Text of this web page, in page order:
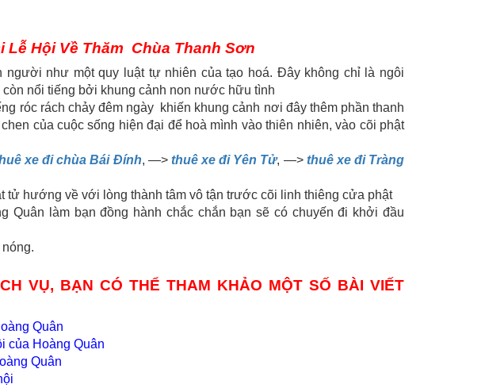
Lễ Hội Về Thăm Chùa Thanh Sơn
như một quy luật tự nhiên của tạo hoá. Đây không chỉ là ngôi
nổi tiếng bởi khung cảnh non nước hữu tình
róc rách chảy đêm ngày khiến khung cảnh nơi đây thêm phần thanh
của cuộc sống hiện đại để hoà mình vào thiên nhiên, vào cõi phật
xe đi chùa Bái Đính, —> thuê xe đi Yên Tử, —> thuê xe đi Tràng
tử hướng về với lòng thành tâm vô tận trước cõi linh thiêng cửa phật
Quân làm bạn đồng hành chắc chắn bạn sẽ có chuyến đi khởi đầu
VỤ, BẠN CÓ THỂ THAM KHẢO MỘT SỐ BÀI VIẾT
Quân
của Hoàng Quân
Quân